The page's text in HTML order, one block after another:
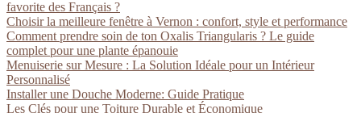
favorite des Français ?
Choisir la meilleure fenêtre à Vernon : confort, style et performance
Comment prendre soin de ton Oxalis Triangularis ? Le guide
complet pour une plante épanouie
Menuiserie sur Mesure : La Solution Idéale pour un Intérieur
Personnalisé
Installer une Douche Moderne: Guide Pratique
Les Clés pour une Toiture Durable et Économique